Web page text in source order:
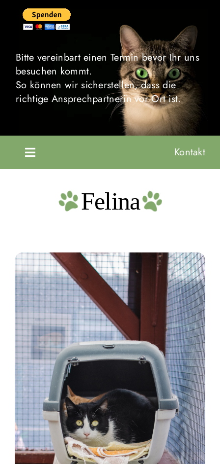
Bitte vereinbart einen Termin bevor Ihr uns
besuchen kommt.
So können wir sicherstellen, dass die
richtige Ansprechpartnerin vor Ort ist.
Toggle
Aktuelles
Spenden & Engagieren
Über uns
Kooperationspartner
Kontakt
Felina